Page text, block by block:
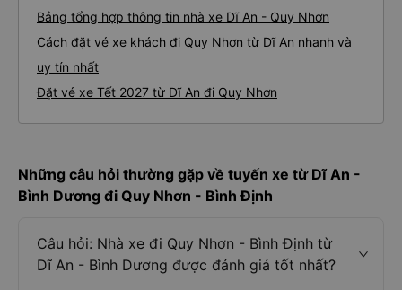
Bảng tổng hợp thông tin nhà xe Dĩ An - Quy Nhơn
Cách đặt vé xe khách đi Quy Nhơn từ Dĩ An nhanh và
uy tín nhất
Đặt vé xe Tết 2027 từ Dĩ An đi Quy Nhơn
Những câu hỏi thường gặp về tuyến xe từ Dĩ An -
Bình Dương đi Quy Nhơn - Bình Định
Câu hỏi: Nhà xe đi Quy Nhơn - Bình Định từ
Dĩ An - Bình Dương được đánh giá tốt nhất?